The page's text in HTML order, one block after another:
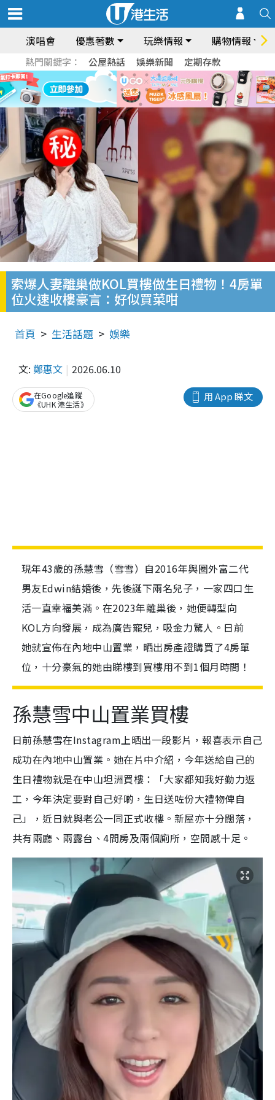
演唱會 優惠著數 玩樂情報 購物情報
熱門關鍵字： 公屋熱話 娛樂新聞 定期存款
索爆人妻離巢做KOL買樓做生日禮物！4房單
位火速收樓豪言：好似買菜咁
首頁 生活話題 娛樂
文: 鄭惠文 2026.06.10
用 App 睇文
在Google追蹤
《UHK 港生活》
現年43歲的孫慧雪（雪雪）自2016年與圈外富二代
男友Edwin結婚後，先後誕下兩名兒子，一家四口生
活一直幸福美滿。在2023年離巢後，她便轉型向
KOL方向發展，成為廣告寵兒，吸金力驚人。日前
她就宣佈在內地中山置業，晒出房產證購買了4房單
位，十分豪氣的她由睇樓到買樓用不到1個月時間！
孫慧雪中山置業買樓
日前孫慧雪在Instagram上晒出一段影片，報喜表示自己
成功在內地中山置業。她在片中介紹，今年送給自己的
生日禮物就是在中山坦洲買樓：「大家都知我好勤力返
工，今年決定要對自己好啲，生日送咗份大禮物俾自
己」，近日就與老公一同正式收樓。新屋亦十分闊落，
共有兩廳、兩露台、4間房及兩個廁所，空間感十足。